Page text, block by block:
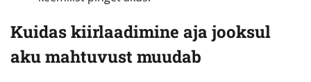
Kuidas kiirlaadimine aja jooksul
aku mahtuvust muudab